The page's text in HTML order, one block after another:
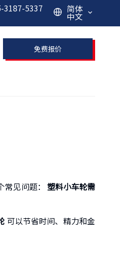
5337 简体
中文
免费报价
见问题： 塑料小车轮需
可以节省时间、精力和金